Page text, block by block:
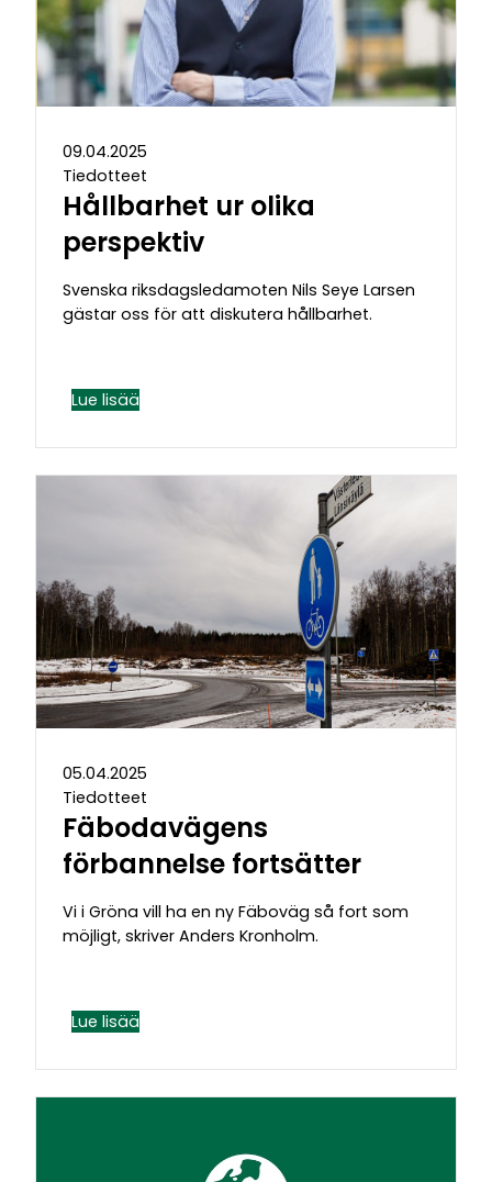
09.04.2025
Tiedotteet
Hållbarhet ur olika
perspektiv
Svenska riksdagsledamoten Nils Seye Larsen
gästar oss för att diskutera hållbarhet.
Lue lisää
05.04.2025
Tiedotteet
Fäbodavägens
förbannelse fortsätter
Vi i Gröna vill ha en ny Fäboväg så fort som
möjligt, skriver Anders Kronholm.
Lue lisää